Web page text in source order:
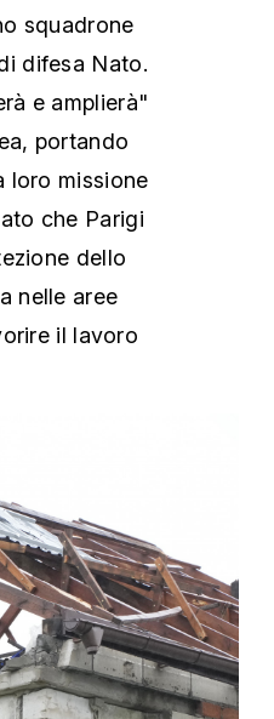
squadrone
difesa Nato.
e amplierà"
portando
loro missione
che Parigi
dello
nelle aree
il lavoro